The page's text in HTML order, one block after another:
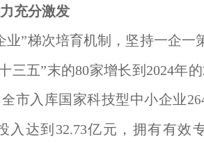
充分激发
业”梯次培育机制，坚持一企一
五”末的80家增长到2024年
市入库国家科技型中小企业2
入达到32.73亿元，拥有有效